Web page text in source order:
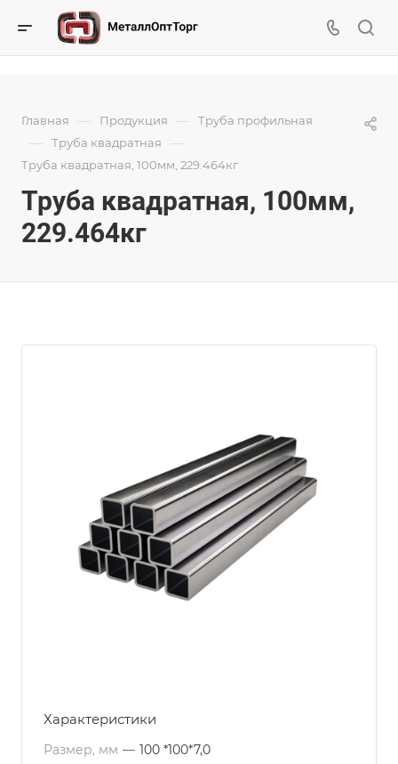
Главная — Продукция — Труба профильная
— Труба квадратная —
Труба квадратная, 100мм, 229.464кг
Труба квадратная, 100мм,
229.464кг
Характеристики
Размер, мм — 100 *100*7,0